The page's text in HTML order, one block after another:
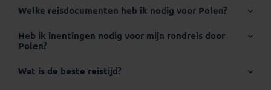
Welke reisdocumenten heb ik nodig voor Polen?
Internationaal paspoort of identiteitskaart (ID-
kaart):
Heb ik inentingen nodig voor mijn rondreis door
Polen?
Wat is de beste reistijd?